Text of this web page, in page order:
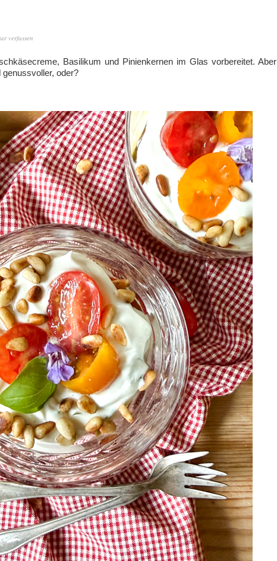
verfassen
Basilikum und Pinienkernen im Glas vorbereitet. Aber
oder?